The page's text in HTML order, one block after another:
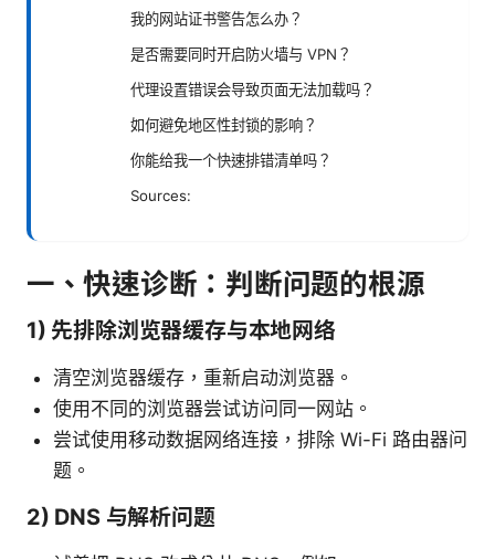
我的网站证书警告怎么办？
是否需要同时开启防火墙与 VPN？
代理设置错误会导致页面无法加载吗？
如何避免地区性封锁的影响？
你能给我一个快速排错清单吗？
Sources:
一、快速诊断：判断问题的根源
1) 先排除浏览器缓存与本地网络
清空浏览器缓存，重新启动浏览器。
使用不同的浏览器尝试访问同一网站。
尝试使用移动数据网络连接，排除 Wi-Fi 路由器问
题。
2) DNS 与解析问题